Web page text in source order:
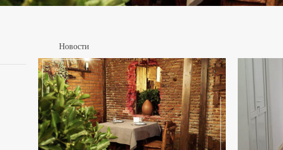
Новости